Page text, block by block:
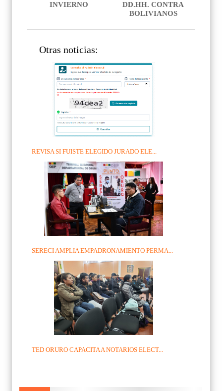
DD.HH. CONTRA
BOLIVIANOS
INVIERNO
Otras noticias:
REVISA SI FUISTE ELEGIDO JURADO ELE...
SERECI AMPLIA EMPADRONAMIENTO PERMA...
TED ORURO CAPACITA A NOTARIOS ELECT...